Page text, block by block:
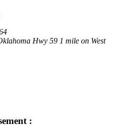
Hwy 59 1 mile on West
: